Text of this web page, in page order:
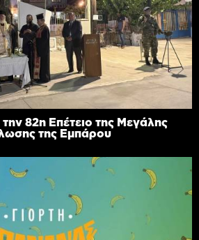
82η Επέτειο της Μεγάλης
της Εμπάρου